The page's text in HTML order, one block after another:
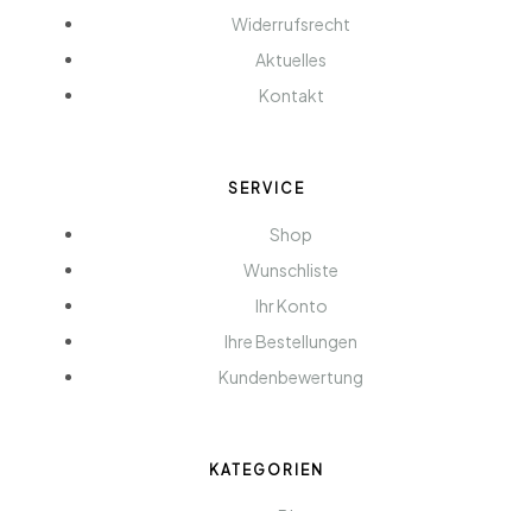
Widerrufsrecht
Aktuelles
Kontakt
SERVICE
Shop
Wunschliste
Ihr Konto
Ihre Bestellungen
Kundenbewertung
KATEGORIEN